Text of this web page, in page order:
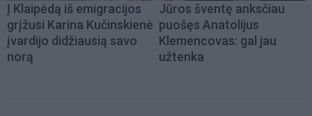
Į Klaipėdą iš emigracijos
grįžusi Karina Kučinskienė
įvardijo didžiausią savo
norą
Jūros šventę anksčiau
puošęs Anatolijus
Klemencovas: gal jau
užtenka